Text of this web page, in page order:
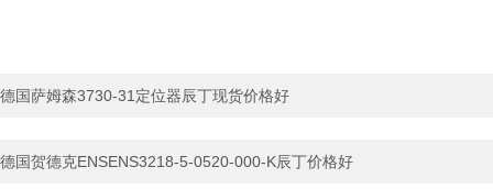
德国萨姆森3730-31定位器辰丁现货价格好
德国贺德克ENSENS3218-5-0520-000-K辰丁价格好